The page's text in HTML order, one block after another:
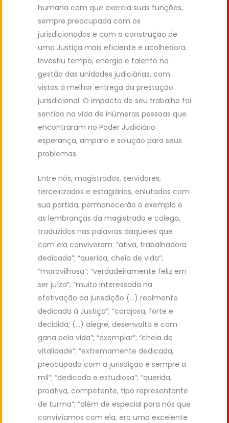
humana com que exercia suas funções,
sempre preocupada com os
jurisdicionados e com a construção de
uma Justiça mais eficiente e acolhedora.
Investiu tempo, energia e talento na
gestão das unidades judiciárias, com
vistas à melhor entrega da prestação
jurisdicional. O impacto de seu trabalho foi
sentido na vida de inúmeras pessoas que
encontraram no Poder Judiciário
esperança, amparo e solução para seus
problemas.
Entre nós, magistrados, servidores,
terceirizados e estagiários, enlutados com
sua partida, permanecerão o exemplo e
as lembranças da magistrada e colega,
traduzidos nas palavras daqueles que
com ela conviveram: “ativa, trabalhadora
dedicada”; “querida, cheia de vida”;
“maravilhosa”; “verdadeiramente feliz em
ser juíza”; “muito interessada na
efetivação da jurisdição (…) realmente
dedicada à Justiça”; “corajosa, forte e
decidida; (…) alegre, desenvolta e com
gana pela vida”; “exemplar”; “cheia de
vitalidade”; “extremamente dedicada,
preocupada com a jurisdição e sempre a
mil”; “dedicada e estudiosa”; “querida,
proativa, competente, tipo representante
de turma”; “além de especial para nós que
convivíamos com ela, era uma excelente